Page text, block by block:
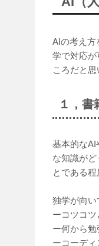
AIの考え方
学で対応が
ころだと思
１，書
基本的なAI
な知識が
とである程
独学が向い
ーコツコ
ー何から
ーコーデ